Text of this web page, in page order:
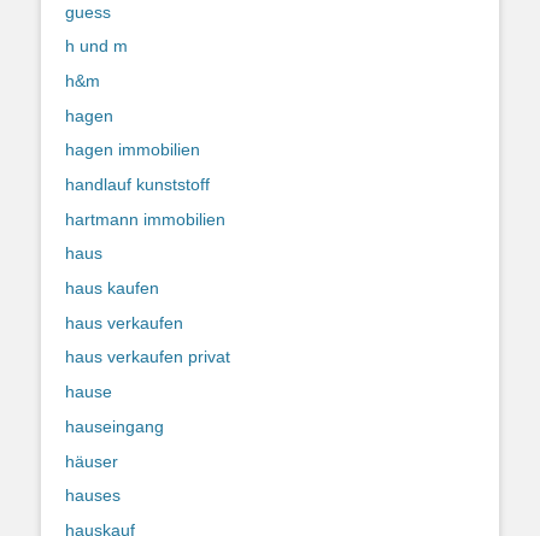
guess
h und m
h&m
hagen
hagen immobilien
handlauf kunststoff
hartmann immobilien
haus
haus kaufen
haus verkaufen
haus verkaufen privat
hause
hauseingang
häuser
hauses
hauskauf